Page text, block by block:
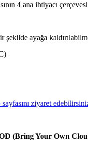
4 ana ihtiyacı
şekilde ayağa
ziyaret
(Bring Your Own